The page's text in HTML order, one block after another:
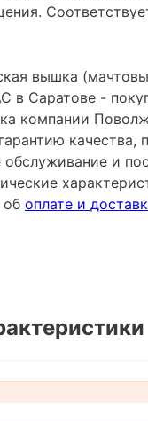
вышка
в Саратове -
компании
обслуживание и
об оплате и